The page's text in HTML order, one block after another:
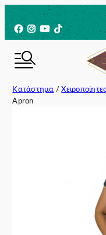
στο
περιεχόμενο
Facebook
Instagram
YouTube
TikTok
Κατάστημα /
Apron